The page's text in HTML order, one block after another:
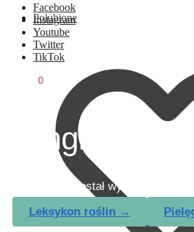
Polubione
Facebook
Instagram
Youtube
Twitter
TikTok
0
Jungle Boogie
Nasz sklep został wyłączony
Leksykon roślin →